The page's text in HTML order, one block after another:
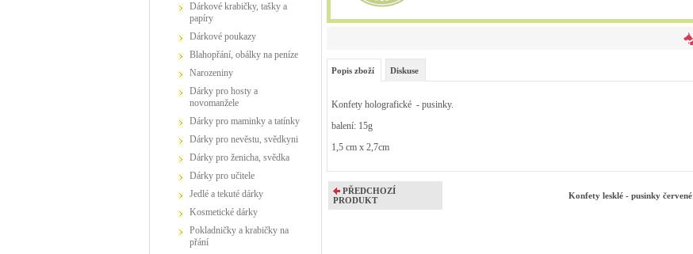
Dárkové krabičky, tašky a
papíry
Dárkové poukazy
Blahopřání, obálky na peníze
Narozeniny
Dárky pro hosty a
novomanžele
Dárky pro maminky a tatínky
Dárky pro nevěstu, svědkyni
Dárky pro ženicha, svědka
Dárky pro učitele
Jedlé a tekuté dárky
Kosmetické dárky
Pokladničky a krabičky na
přání
Popis zboží Diskuse
Konfety holografické - pusinky.
balení: 15g
1,5 cm x 2,7cm
PŘEDCHOZÍ
PRODUKT
Konfety lesklé - pusinky červené